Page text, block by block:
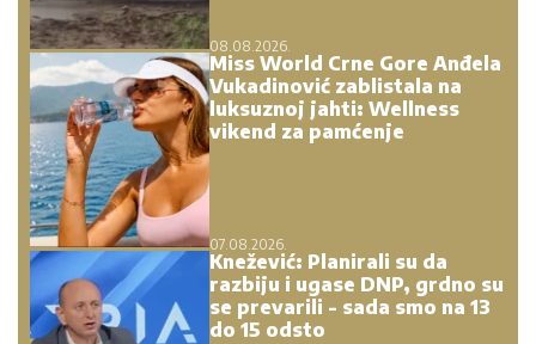
08.08.2026.
Miss World Crne Gore Anđela
Vukadinović zablistala na
luksuznoj jahti: Wellness
vikend za pamćenje
07.08.2026.
Knežević: Planirali su da
razbiju i ugase DNP, grdno su
se prevarili - sada smo na 13
do 15 odsto